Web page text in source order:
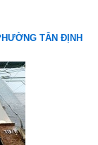
TÂN ĐỊNH